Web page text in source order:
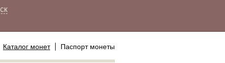
Каталог монет Паспорт монеты